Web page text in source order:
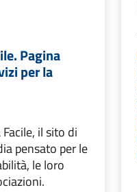
Pagina
per la
il sito di
pensato per le
le loro